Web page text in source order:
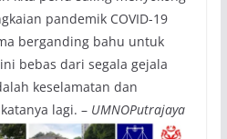
pandemik COVID-19
berganding bahu untuk
bebas dari segala gejala
keselamatan dan
lagi. – UMNOPutrajaya